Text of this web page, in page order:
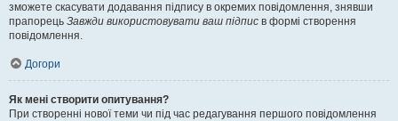
зможете скасувати додавання підпису в окремих повідомлення, знявши
прапорець Завжди використовувати ваш підпис в формі створення
повідомлення.
Догори
Як мені створити опитування?
При створенні нової теми чи під час редагування першого повідомлення